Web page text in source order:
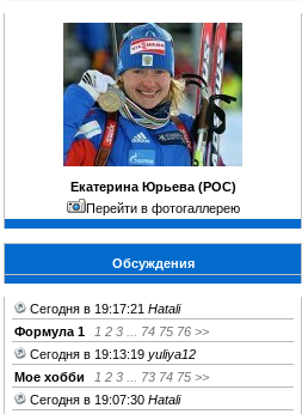
Екатерина Юрьева (РОС)
Перейти в фотогаллерею
Обсуждения
Сегодня в 19:17:21 Hatali
Формула 1
1 2 3 74 75 76 >>
Сегодня в 19:13:19 yuliya12
Мое хобби
1 2 3 73 74 75 >>
Сегодня в 19:07:30 Hatali